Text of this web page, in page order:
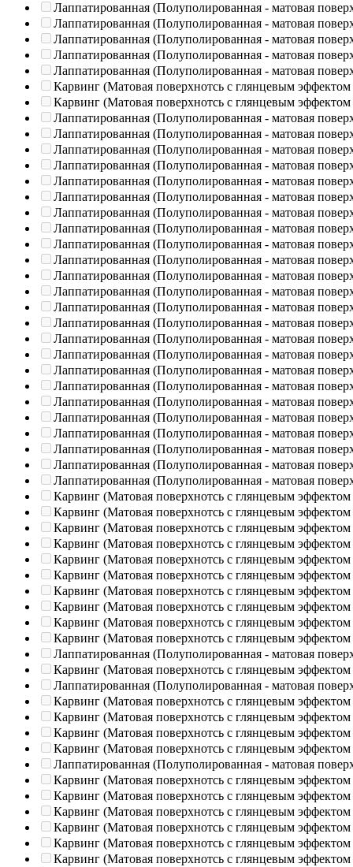
Лаппатированная (Полуполированная - матовая
Лаппатированная (Полуполированная - матовая
Лаппатированная (Полуполированная - матовая
Лаппатированная (Полуполированная - матовая
Лаппатированная (Полуполированная - матовая
Карвинг (Матовая поверхнотсь с глянцевым эффектом
Карвинг (Матовая поверхнотсь с глянцевым эффектом
Лаппатированная (Полуполированная - матовая
Лаппатированная (Полуполированная - матовая
Лаппатированная (Полуполированная - матовая
Лаппатированная (Полуполированная - матовая
Лаппатированная (Полуполированная - матовая
Лаппатированная (Полуполированная - матовая
Лаппатированная (Полуполированная - матовая
Лаппатированная (Полуполированная - матовая
Лаппатированная (Полуполированная - матовая
Лаппатированная (Полуполированная - матовая
Лаппатированная (Полуполированная - матовая
Лаппатированная (Полуполированная - матовая
Лаппатированная (Полуполированная - матовая
Лаппатированная (Полуполированная - матовая
Лаппатированная (Полуполированная - матовая
Лаппатированная (Полуполированная - матовая
Лаппатированная (Полуполированная - матовая
Лаппатированная (Полуполированная - матовая
Лаппатированная (Полуполированная - матовая
Лаппатированная (Полуполированная - матовая
Лаппатированная (Полуполированная - матовая
Лаппатированная (Полуполированная - матовая
Лаппатированная (Полуполированная - матовая
Лаппатированная (Полуполированная - матовая
Карвинг (Матовая поверхнотсь с глянцевым эффектом
Карвинг (Матовая поверхнотсь с глянцевым эффектом
Карвинг (Матовая поверхнотсь с глянцевым эффектом
Карвинг (Матовая поверхнотсь с глянцевым эффектом
Карвинг (Матовая поверхнотсь с глянцевым эффектом
Карвинг (Матовая поверхнотсь с глянцевым эффектом
Карвинг (Матовая поверхнотсь с глянцевым эффектом
Карвинг (Матовая поверхнотсь с глянцевым эффектом
Карвинг (Матовая поверхнотсь с глянцевым эффектом
Карвинг (Матовая поверхнотсь с глянцевым эффектом
Лаппатированная (Полуполированная - матовая
Карвинг (Матовая поверхнотсь с глянцевым эффектом
Лаппатированная (Полуполированная - матовая
Карвинг (Матовая поверхнотсь с глянцевым эффектом
Карвинг (Матовая поверхнотсь с глянцевым эффектом
Карвинг (Матовая поверхнотсь с глянцевым эффектом
Карвинг (Матовая поверхнотсь с глянцевым эффектом
Лаппатированная (Полуполированная - матовая
Карвинг (Матовая поверхнотсь с глянцевым эффектом
Карвинг (Матовая поверхнотсь с глянцевым эффектом
Карвинг (Матовая поверхнотсь с глянцевым эффектом
Карвинг (Матовая поверхнотсь с глянцевым эффектом
Карвинг (Матовая поверхнотсь с глянцевым эффектом
Карвинг (Матовая поверхнотсь с глянцевым эффектом